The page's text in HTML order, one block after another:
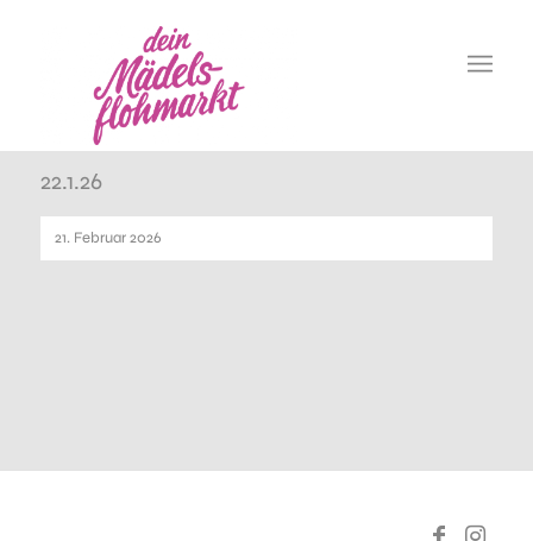
21.2.26
22.1.26
21. Februar 2026